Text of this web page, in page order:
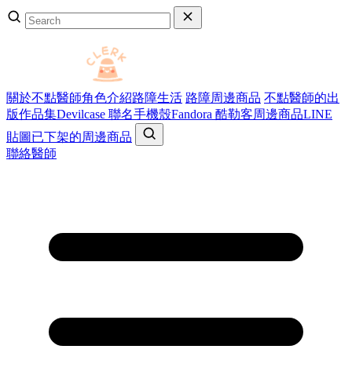
關於不點醫師角色介紹路障生活 路障周邊商品 不點醫師的出
版作品集Devilcase 聯名手機殼Fandora 酷勒客周邊商品LINE
貼圖 已下架的周邊商品
聯絡醫師